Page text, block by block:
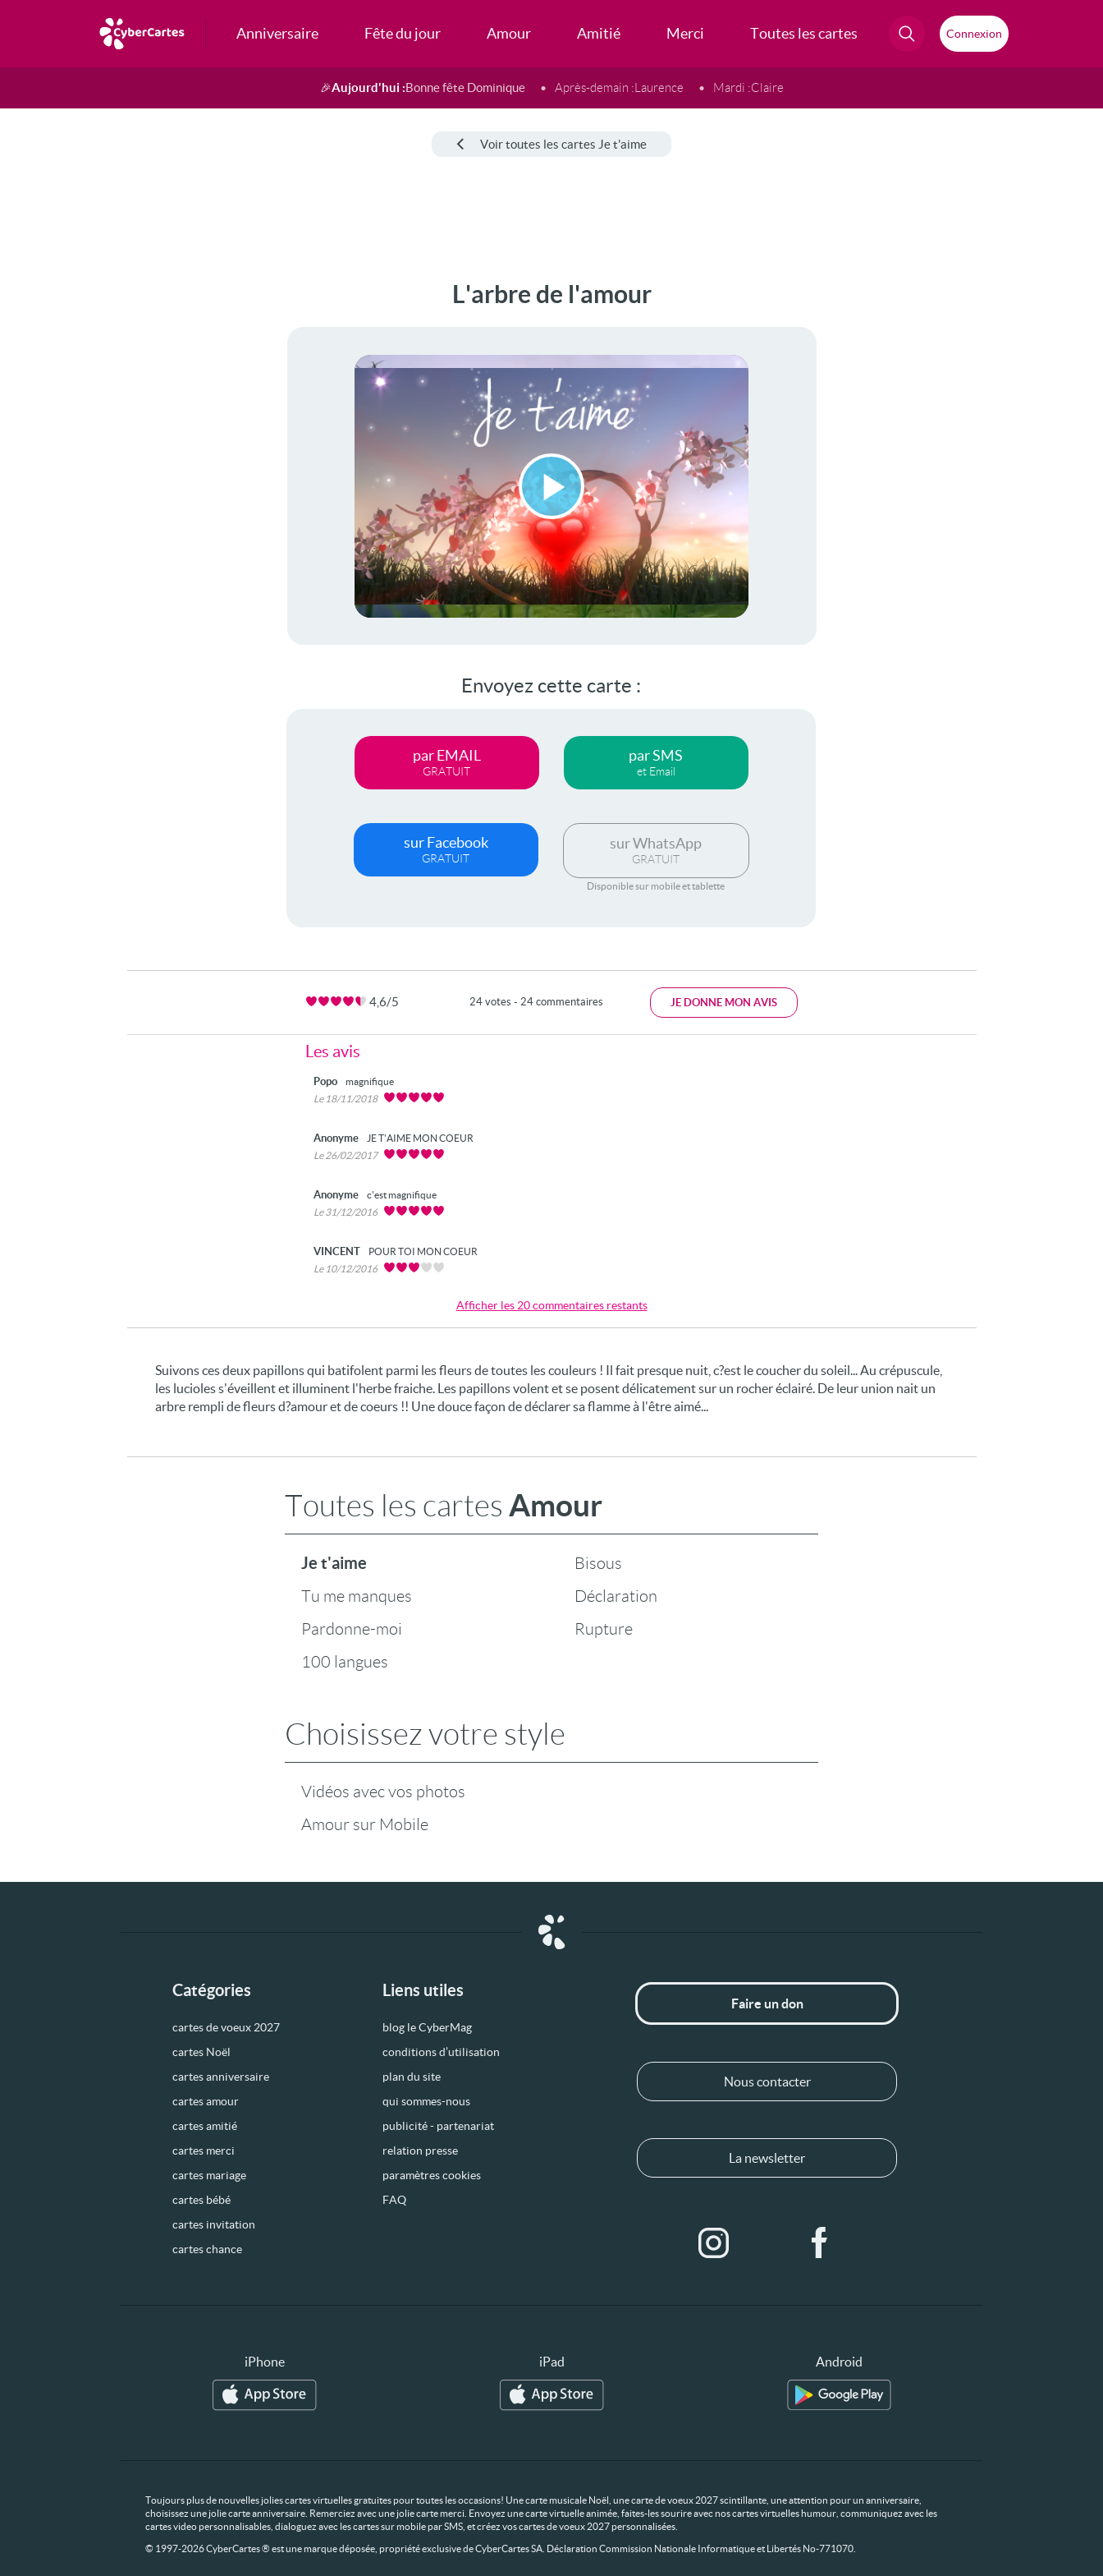
Anniversaire Fête du jour Amour Amitié Merci Toutes les cartes Connexion
🎉Aujourd'hui :Bonne fête Dominique Après-demain :Laurence Mardi :Claire
Voir toutes les cartes Je t'aime
L'arbre de l'amour
Lire
la
Envoyez cette carte :
par EMAIL
GRATUIT
par SMS
et Email
sur Facebook
GRATUIT
sur WhatsApp
GRATUIT
Disponible sur mobile et tablette
4,6/5 24 votes - 24 commentaires JE DONNE MON AVIS
Les avis
Popo
magnifique
Le 18/11/2018
Anonyme
JE T'AIME MON COEUR
Le 26/02/2017
Anonyme
c'est magnifique
Le 31/12/2016
VINCENT
POUR TOI MON COEUR
Le 10/12/2016
Afficher les 20 commentaires restants
Suivons ces deux papillons qui batifolent parmi les fleurs de toutes les couleurs ! Il fait presque nuit, c?est le coucher du soleil... Au crépuscule,
les lucioles s'éveillent et illuminent l'herbe fraiche. Les papillons volent et se posent délicatement sur un rocher éclairé. De leur union nait un
arbre rempli de fleurs d?amour et de coeurs !! Une douce façon de déclarer sa flamme à l'être aimé...
Toutes les cartes Amour
Je t'aime
Tu me manques
Pardonne-moi
100 langues
Bisous
Déclaration
Rupture
Choisissez votre style
Vidéos avec vos photos
Amour sur Mobile
Catégories
cartes de voeux 2027
cartes Noël
cartes anniversaire
cartes amour
cartes amitié
cartes merci
cartes mariage
cartes bébé
cartes invitation
cartes chance
Liens utiles
blog le CyberMag
conditions d’utilisation
plan du site
qui sommes-nous
publicité - partenariat
relation presse
paramètres cookies
FAQ
Faire un don
Nous contacter
La newsletter
iPhone iPad Android
Toujours plus de nouvelles jolies cartes virtuelles gratuites pour toutes les occasions! Une carte musicale Noël, une carte de voeux 2027 scintillante, une attention pour un anniversaire,
choisissez une jolie carte anniversaire. Remerciez avec une jolie carte merci. Envoyez une carte virtuelle animée, faites-les sourire avec nos cartes virtuelles humour, communiquez avec les
cartes video personnalisables, dialoguez avec les cartes sur mobile par SMS, et créez vos cartes de voeux 2027 personnalisées.
© 1997-2026 CyberCartes ® est une marque déposée, propriété exclusive de CyberCartes SA. Déclaration Commission Nationale Informatique et Libertés No-771070.